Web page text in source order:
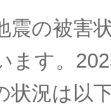
震の被害
ます。
状況は以